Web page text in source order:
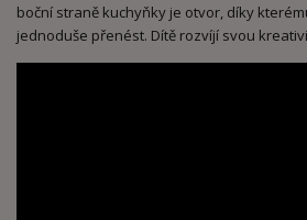
boční straně kuchyňky je otvor, díky
jednoduše přenést. Dítě rozvíjí svou